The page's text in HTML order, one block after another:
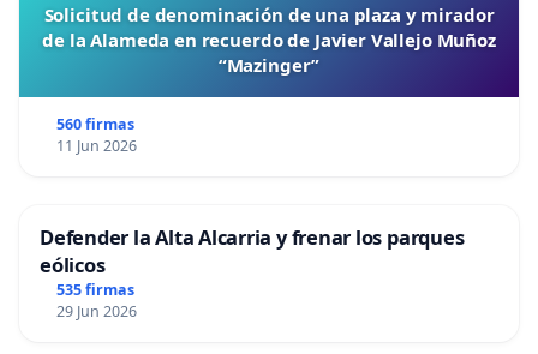
Solicitud de denominación de una plaza y mirador
de la Alameda en recuerdo de Javier Vallejo Muñoz
“Mazinger”
560 firmas
11 Jun 2026
Defender la Alta Alcarria y frenar los parques
eólicos
535 firmas
29 Jun 2026